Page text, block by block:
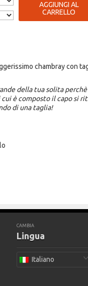
AGGIUNGI AL
CARRELLO
chambray con
della tua solita
è composto il capo si
di una taglia!
CAMBIA
Lingua
Italiano